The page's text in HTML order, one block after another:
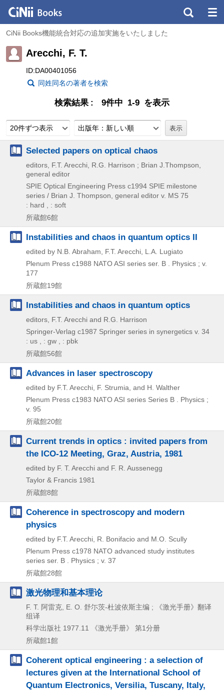
CiNii Books機能統合対応の追加実施をいたしました
Arecchi, F. T.
ID:DA00401056
同姓同名の著者を検索
検索結果 9件中 1-9 を表示
20件ずつ表示 出版年：新しい順
Selected papers on optical chaos
editors, F.T. Arecchi, R.G. Harrison ; Brian J.Thompson,
general editor
SPIE Optical Engineering Press c1994 SPIE milestone
series / Brian J. Thompson, general editor v. MS 75
: hard , : soft
所蔵館6館
Instabilities and chaos in quantum optics II
edited by N.B. Abraham, F.T. Arecchi, L.A. Lugiato
Plenum Press c1988 NATO ASI series ser. B . Physics ; v.
177
所蔵館19館
Instabilities and chaos in quantum optics
editors, F.T. Arecchi and R.G. Harrison
Springer-Verlag c1987 Springer series in synergetics v. 34
: us , : gw , : pbk
所蔵館56館
Advances in laser spectroscopy
edited by F.T. Arecchi, F. Strumia, and H. Walther
Plenum Press c1983 NATO ASI series Series B . Physics ;
v. 95
所蔵館20館
Current trends in optics : invited papers from
the ICO-12 Meeting, Graz, Austria, 1981
edited by F. T. Arecchi and F. R. Aussenegg
Taylor & Francis 1981
所蔵館8館
Coherence in spectroscopy and modern
physics
edited by F.T. Arecchi, R. Bonifacio and M.O. Scully
Plenum Press c1978 NATO advanced study institutes
series ser. B . Physics ; v. 37
所蔵館28館
激光物理和基本理论
F. T. 阿雷克, E. O. 舒尓茨-杜波依斯主编 ; 《激光手册》翻译
组译
科学出版社 1977.11
《激光手册》 第1分册
所蔵館1館
Coherent optical engineering : a selection of
lectures given at the International School of
Quantum Electronics, Versilia, Tuscany, Italy,